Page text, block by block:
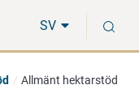
SV
Allmänt hektarstöd